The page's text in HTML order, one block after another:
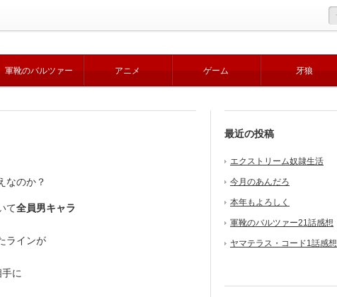
軍靴のバルツァー アニメ ゲーム 牙狼
なのか？
て全員男キャラ
ラインが
に
最近の投稿
エクストリーム奴隷生活
今月のあんだろ
本年もよろしく
軍靴のバルツァー21話感想
ヤマテラス・コード1話感想